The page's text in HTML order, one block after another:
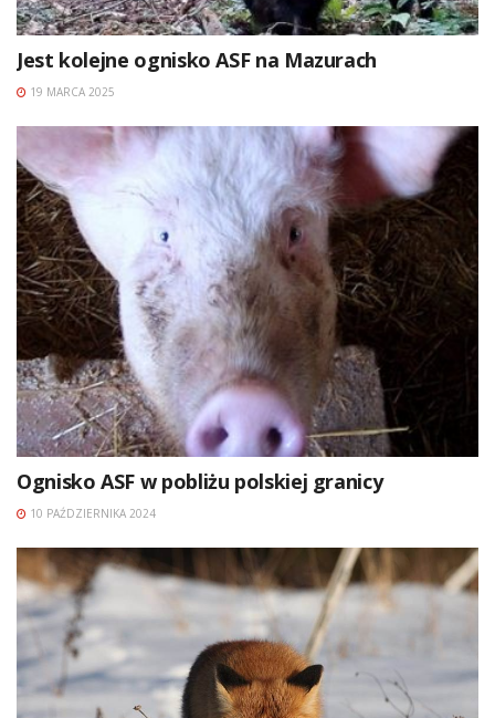
Jest kolejne ognisko ASF na Mazurach
19 MARCA 2025
Ognisko ASF w pobliżu polskiej granicy
10 PAŹDZIERNIKA 2024